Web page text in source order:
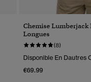
Chemise Lumberjack
Longues
(8)
Disponible En Dautres
€69.99